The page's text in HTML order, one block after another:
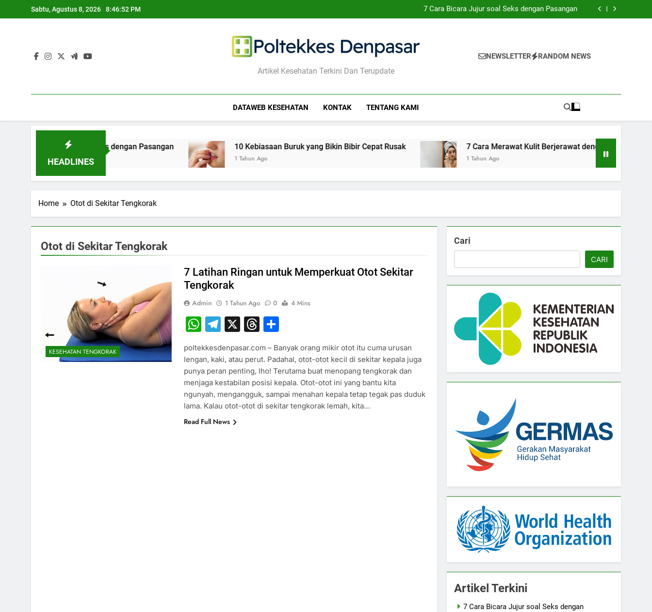
to
Sabtu, Agustus 8, 2026 8:46:53 PM
10 Kebiasaan Buruk yang Bikin Bibir Cepat Rusak
7 Cara Merawat Kulit Berjerawat dengan Skincare yang Tepat
10 Kebiasaan Buruk yang Bikin Bibir Cepat Rusak
7 Cara Merawat Kulit Berjerawat dengan Skincare yang Tepat
10 Cara Menghadapi Overthinking Saat Gangguan Cemas Muncul
Poltekkes Denpasar
Artikel Kesehatan Terkini Dan Terupdate
NEWSLETTER RANDOM NEWS
DATAWEB KESEHATAN KONTAK TENTANG KAMI
HEADLINES
Jujur soal Seks dengan Pasangan 10 Kebiasaan Buruk yang Bikin Bibir Cepat Rusak
1 Tahun Ago
7 Cara Merawat Kulit Berjerawat dengan Skincare yang Tepat
1 Tahun Ago
Home Otot di Sekitar Tengkorak
Otot di Sekitar Tengkorak
KESEHATAN TENGKORAK
7 Latihan Ringan untuk Memperkuat Otot Sekitar
Tengkorak
Admin 1 Tahun Ago 0 4 Mins
WhatsApp
Telegram
X Threads
poltekkesdenpasar.com – Banyak orang mikir otot itu cuma urusan
lengan, kaki, atau perut. Padahal, otot-otot kecil di sekitar kepala juga
punya peran penting, lho! Terutama buat menopang tengkorak dan
menjaga kestabilan posisi kepala. Otot-otot ini yang bantu kita
ngunyah, mengangguk, sampai menahan kepala tetap tegak pas duduk
lama. Kalau otot-otot di sekitar tengkorak lemah, kita…
Read Full News
Cari
CARI
Artikel Terkini
7 Cara Bicara Jujur soal Seks dengan